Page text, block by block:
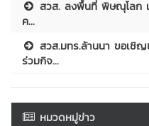
สวส. ลงพื้นที่ พิษณุโลก
ค...
สวส.มทร.ล้านนา ขอเชิ
ร่วมกิจ...
หมวดหมู่ข่าว